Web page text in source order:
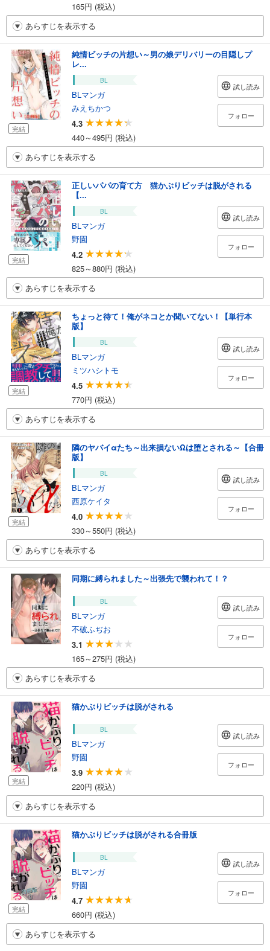
165円 (税込)
あらすじを表示する
完結
純情ビッチの片想い～男の娘デリバリーの目隠しプ
レ...
BL
BLマンガ
みえちかつ
4.3
440～495円 (税込)
試し読み
フォロー
あらすじを表示する
完結
正しいパパの育て方 猫かぶりビッチは脱がされる
【...
BL
BLマンガ
野園
4.2
825～880円 (税込)
試し読み
フォロー
あらすじを表示する
完結
ちょっと待て！俺がネコとか聞いてない！【単行本
版】
BL
BLマンガ
ミツハシトモ
4.5
770円 (税込)
試し読み
フォロー
あらすじを表示する
完結
隣のヤバイαたち～出来損ないΩは堕とされる～【合冊
版】
BL
BLマンガ
西原ケイタ
4.0
330～550円 (税込)
試し読み
フォロー
あらすじを表示する
同期に縛られました～出張先で襲われて！？
BL
BLマンガ
不破ふぢお
3.1
165～275円 (税込)
試し読み
フォロー
あらすじを表示する
完結
猫かぶりビッチは脱がされる
BL
BLマンガ
野園
3.9
220円 (税込)
試し読み
フォロー
あらすじを表示する
完結
猫かぶりビッチは脱がされる合冊版
BL
BLマンガ
野園
4.7
660円 (税込)
試し読み
フォロー
あらすじを表示する